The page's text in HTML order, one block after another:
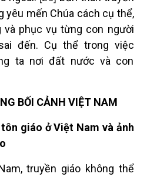
yêu mến Chúa cách cụ thể,
và phục vụ từng con người
đến. Cụ thể trong việc
ta nơi đất nước và con
BỐI CẢNH VIỆT NAM
giáo ở Việt Nam và ảnh
truyền giáo không thể